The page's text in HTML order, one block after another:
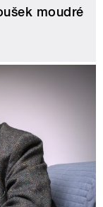
moudré